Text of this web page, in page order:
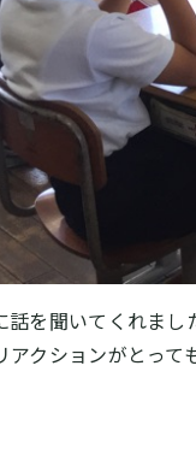
話を聞いてくれまし
アクションがとって